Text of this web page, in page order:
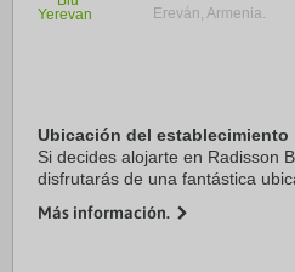
Ereván, Armenia.
Ubicación del establecimiento
Si decides alojarte en Radisson
disfrutarás de una fantástica
República y Parque de la Victoria.
Más información.